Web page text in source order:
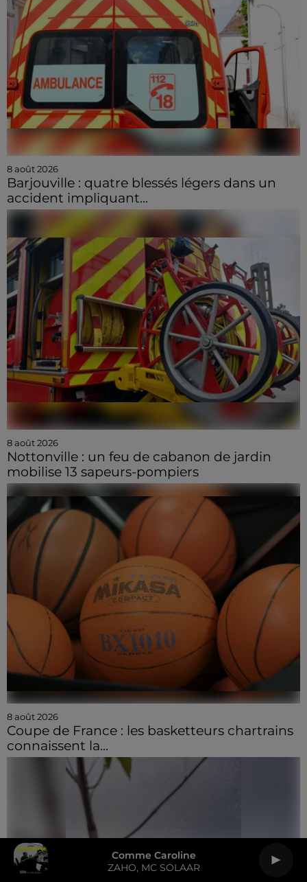
Comme Caroline
ZAHO, MC SOLAAR
8 août 2026
Barjouville : quatre blessés légers dans un
accident impliquant...
8 août 2026
Nottonville : un feu de cabanon de jardin
mobilise 13 sapeurs-pompiers
8 août 2026
Coupe de France : les basketteurs chartrains
connaissent la...